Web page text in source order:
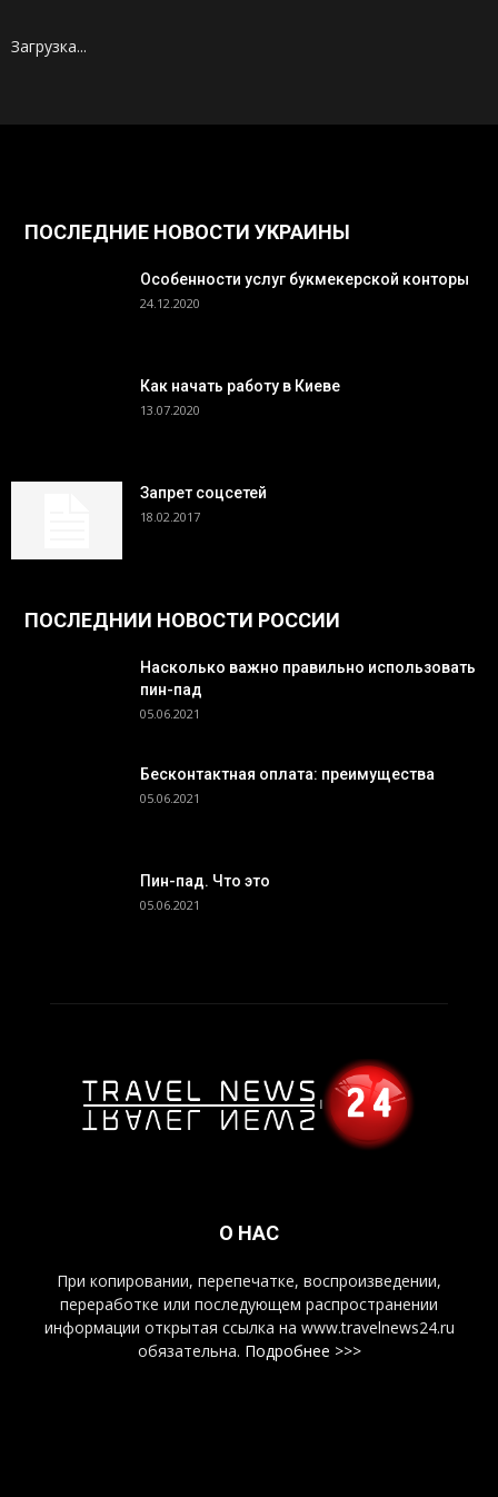
Загрузка...
ПОСЛЕДНИЕ НОВОСТИ УКРАИНЫ
Особенности услуг букмекерской конторы
24.12.2020
Как начать работу в Киеве
13.07.2020
Запрет соцсетей
18.02.2017
ПОСЛЕДНИИ НОВОСТИ РОССИИ
Насколько важно правильно использовать
пин-пад
05.06.2021
Бесконтактная оплата: преимущества
05.06.2021
Пин-пад. Что это
05.06.2021
О НАС
При копировании, перепечатке, воспроизведении,
переработке или последующем распространении
информации открытая ссылка на www.travelnews24.ru
обязательна. Подробнее >>>